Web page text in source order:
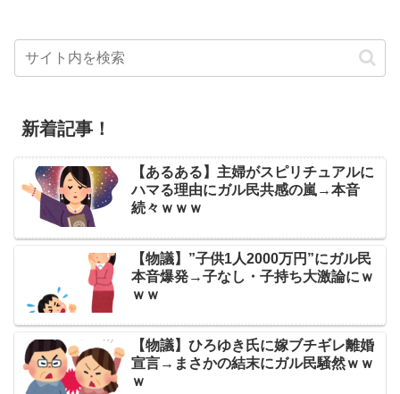
新着記事！
【あるある】主婦がスピリチュアルに
ハマる理由にガル民共感の嵐→本音
続々ｗｗｗ
【物議】”子供1人2000万円”にガル民
本音爆発→子なし・子持ち大激論にｗ
ｗｗ
【物議】ひろゆき氏に嫁ブチギレ離婚
宣言→まさかの結末にガル民騒然ｗｗ
ｗ